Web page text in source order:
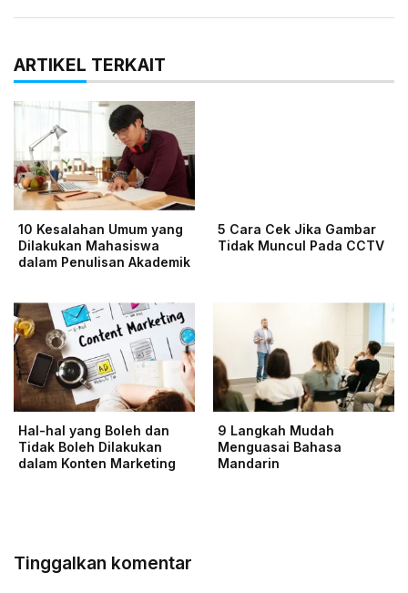
ARTIKEL TERKAIT
10 Kesalahan Umum yang
Dilakukan Mahasiswa
dalam Penulisan Akademik
5 Cara Cek Jika Gambar
Tidak Muncul Pada CCTV
Hal-hal yang Boleh dan
Tidak Boleh Dilakukan
dalam Konten Marketing
9 Langkah Mudah
Menguasai Bahasa
Mandarin
Tinggalkan komentar